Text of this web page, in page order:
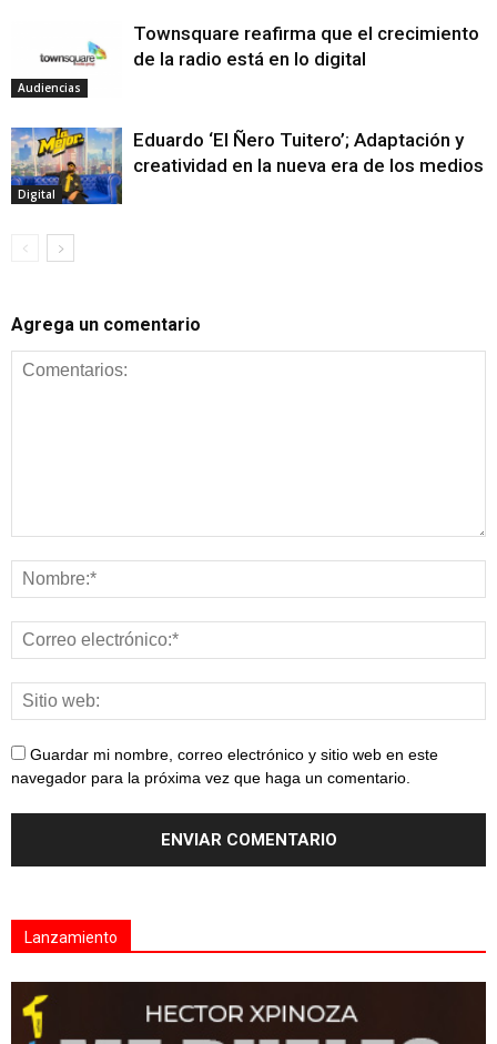
Audiencias
Townsquare reafirma que el crecimiento
de la radio está en lo digital
Digital
Eduardo ‘El Ñero Tuitero’; Adaptación y
creatividad en la nueva era de los medios
Agrega un comentario
Guardar mi nombre, correo electrónico y sitio web en este
navegador para la próxima vez que haga un comentario.
Lanzamiento